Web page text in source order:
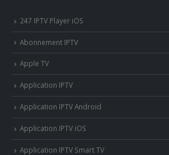
247 IPTV Player iOS
Abonnement IPTV
Apple TV
Application IPTV
Application IPTV Android
Application IPTV iOS
Application IPTV Smart TV